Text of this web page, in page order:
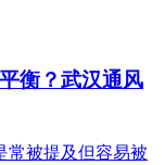
衡？武汉通风
常被提及但容易被